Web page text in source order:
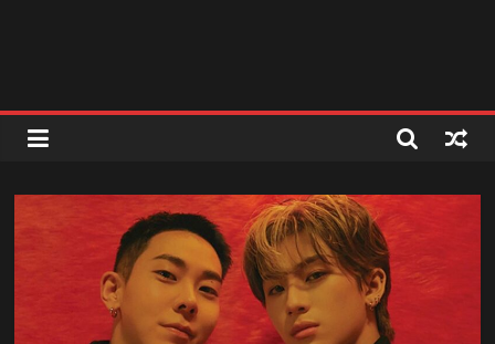
ลพบุรี
สถานี
ลพบุรี